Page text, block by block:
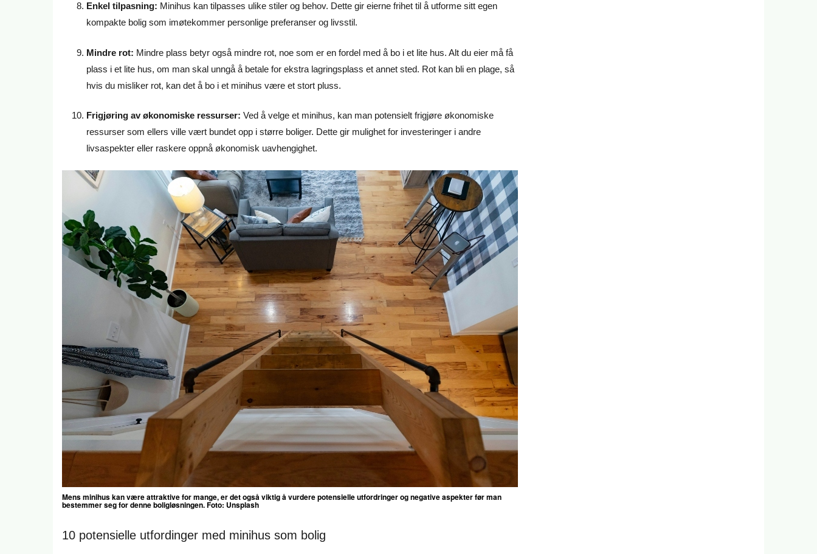
Enkel tilpasning: Minihus kan tilpasses ulike stiler og behov. Dette gir eierne frihet til å utforme sitt egen
kompakte bolig som imøtekommer personlige preferanser og livsstil.
Mindre rot: Mindre plass betyr også mindre rot, noe som er en fordel med å bo i et lite hus. Alt du eier må få
plass i et lite hus, om man skal unngå å betale for ekstra lagringsplass et annet sted. Rot kan bli en plage, så
hvis du misliker rot, kan det å bo i et minihus være et stort pluss.
Frigjøring av økonomiske ressurser: Ved å velge et minihus, kan man potensielt frigjøre økonomiske
ressurser som ellers ville vært bundet opp i større boliger. Dette gir mulighet for investeringer i andre
livsaspekter eller raskere oppnå økonomisk uavhengighet.
Mens minihus kan være attraktive for mange, er det også viktig å vurdere potensielle utfordringer og negative aspekter før man
bestemmer seg for denne boligløsningen. Foto: Unsplash
10 potensielle utfordinger med minihus som bolig